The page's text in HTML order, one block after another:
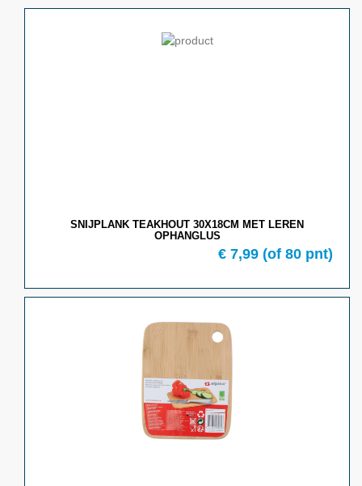
SNIJPLANK TEAKHOUT 30X18CM MET LEREN
OPHANGLUS
€ 7,99 (of 80 pnt)